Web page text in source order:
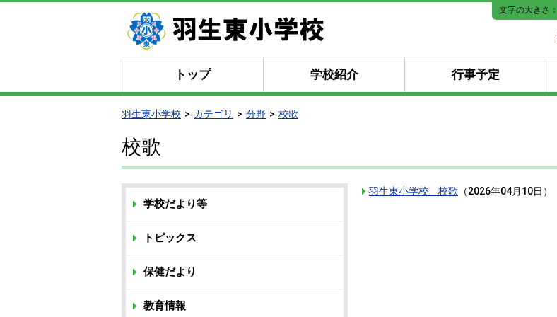
本
文
文字の大きさ：
トップ 学校紹介 行事予定
羽生東小学校 カテゴリ 分野 校歌
校歌
羽生東小学校 校歌 （2026年04月10日 ）
学校だより等
トピックス
保健だより
教育情報